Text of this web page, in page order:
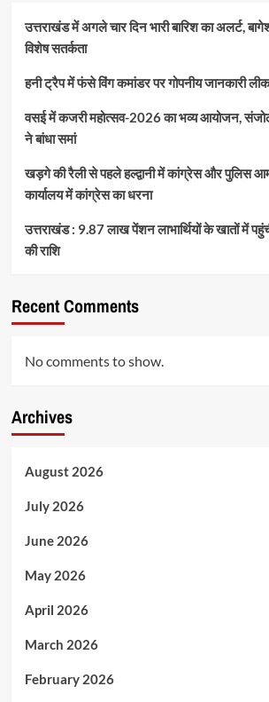
उत्तराखंड में अगले चार दिन भारी बारिश का अलर्ट,
विशेष सतर्कता
हनी ट्रैप में फंसे विंग कमांडर पर गोपनीय जानकारी
वसई में कजरी महोत्सव-2026 का भव्य आयोजन,
ने बांधा समां
खड़गे की रैली से पहले हल्द्वानी में कांग्रेस और पुलिस
कार्यालय में कांग्रेस का धरना
उत्तराखंड : 9.87 लाख पेंशन लाभार्थियों के खातों में
की राशि
Recent Comments
No comments to show.
Archives
August 2026
July 2026
June 2026
May 2026
April 2026
March 2026
February 2026